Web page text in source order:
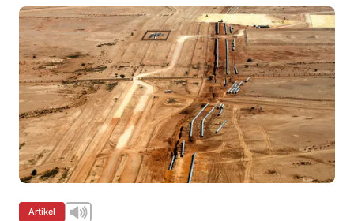
Artikel